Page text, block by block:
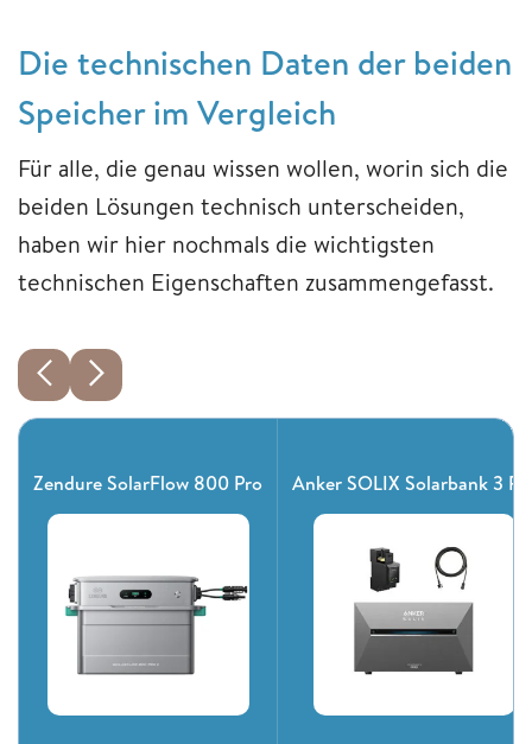
Die technischen Daten der beiden
Speicher im Vergleich
Für alle, die genau wissen wollen, worin sich die
beiden Lösungen technisch unterscheiden,
haben wir hier nochmals die wichtigsten
technischen Eigenschaften zusammengefasst.
Zendure SolarFlow 800 Pro Anker SOLIX Solarbank 3